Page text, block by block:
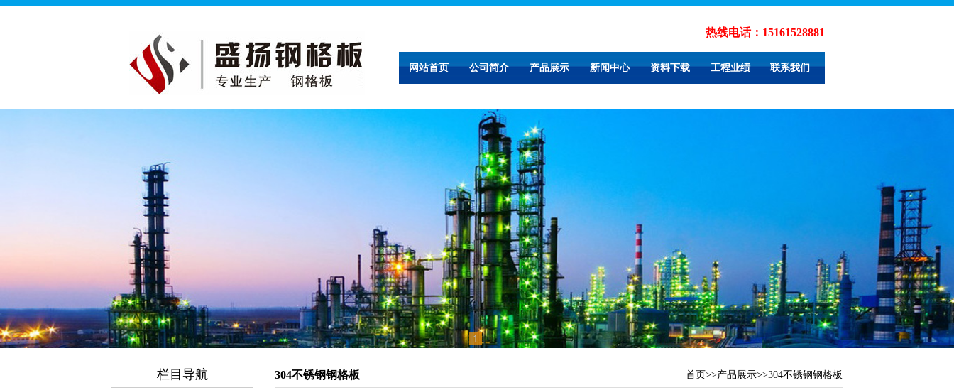
热线电话： 15161528881
网站首页 公司简介 产品展示 新闻中心 资料下载 工程业绩 联系我们
1
栏目导航 304不锈钢钢格板 首页>>产品展示>>304不锈钢钢格板